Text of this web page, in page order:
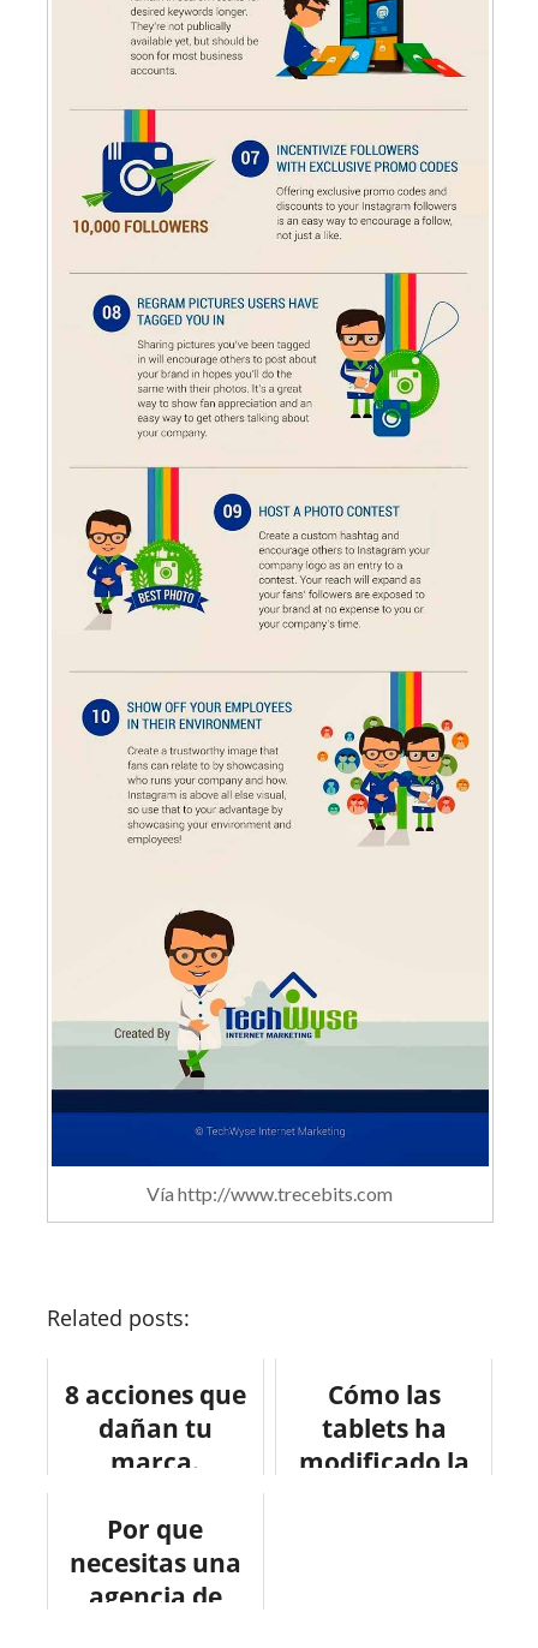
Vía http://www.trecebits.com
Related posts:
8 acciones que
dañan tu
marca.
Cómo las
tablets ha
modificado la
Por que
necesitas una
agencia de